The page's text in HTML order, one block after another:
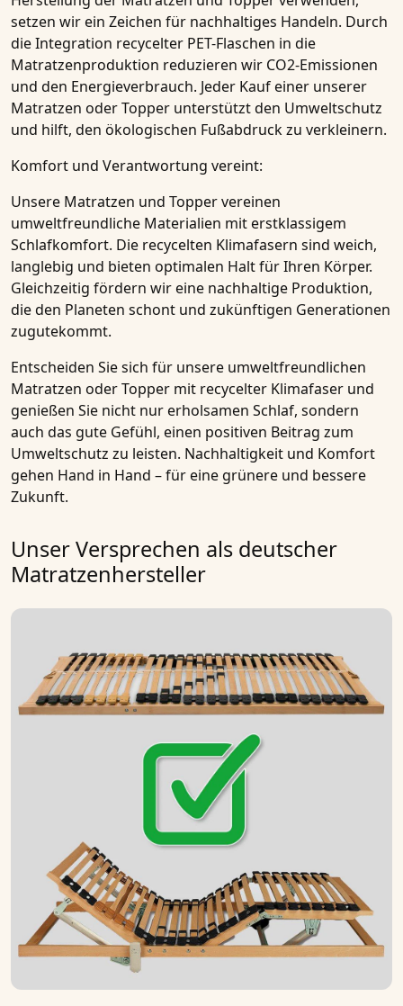
setzen wir ein Zeichen für nachhaltiges Handeln. Durch
die Integration recycelter PET-Flaschen in die
Matratzenproduktion reduzieren wir CO2-Emissionen
und den Energieverbrauch. Jeder Kauf einer unserer
Matratzen oder Topper unterstützt den Umweltschutz
und hilft, den ökologischen Fußabdruck zu verkleinern.
Komfort und Verantwortung vereint:
Unsere Matratzen und Topper vereinen
umweltfreundliche Materialien mit erstklassigem
Schlafkomfort. Die recycelten Klimafasern sind weich,
langlebig und bieten optimalen Halt für Ihren Körper.
Gleichzeitig fördern wir eine nachhaltige Produktion,
die den Planeten schont und zukünftigen Generationen
zugutekommt.
Entscheiden Sie sich für unsere umweltfreundlichen
Matratzen oderTopper mit recycelter Klimafaser und
genießen Sie nicht nur erholsamen Schlaf, sondern
auch das gute Gefühl, einen positiven Beitrag zum
Umweltschutz zu leisten. Nachhaltigkeit und Komfort
gehen Hand in Hand – für eine grünere und bessere
Zukunft.
Unser Versprechen als deutscher
Matratzenhersteller